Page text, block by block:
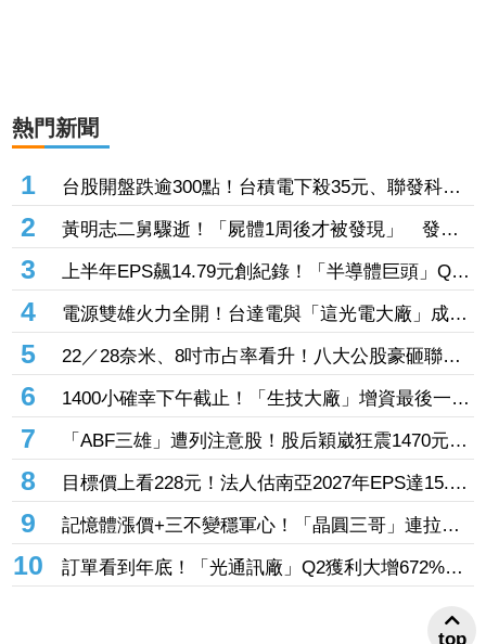
熱門新聞
1
台股開盤跌逾300點！台積電下殺35元、聯發科由
紅翻黑 這「光通訊大廠」攜15檔速衝漲停
2
黃明志二舅驟逝！「屍體1周後才被發現」 發片
悼念：我以他為榮
3
上半年EPS飆14.79元創紀錄！「半導體巨頭」Q2
營收首破200億元 AI+HPC引爆零組件拉貨潮
4
電源雙雄火力全開！台達電與「這光電大廠」成資
金新寵、EPS衝上3.07元 營運續衝高
5
22／28奈米、8吋市占率看升！八大公股豪砸聯電
9.3億元加碼7千張
6
1400小確幸下午截止！「生技大廠」增資最後一
天 破260個名額搶起來
7
「ABF三雄」遭列注意股！股后穎崴狂震1470元被
盯、「氣動元件大廠」近2日價差過大 鴻勁、健
策等26檔個股拉警報
8
目標價上看228元！法人估南亞2027年EPS達15.72
元 連5日飆漲25%登強勢股王
9
記憶體漲價+三不變穩軍心！「晶圓三哥」連拉兩
訂單看到年底！「光通訊廠」Q2獲利大增672%
top